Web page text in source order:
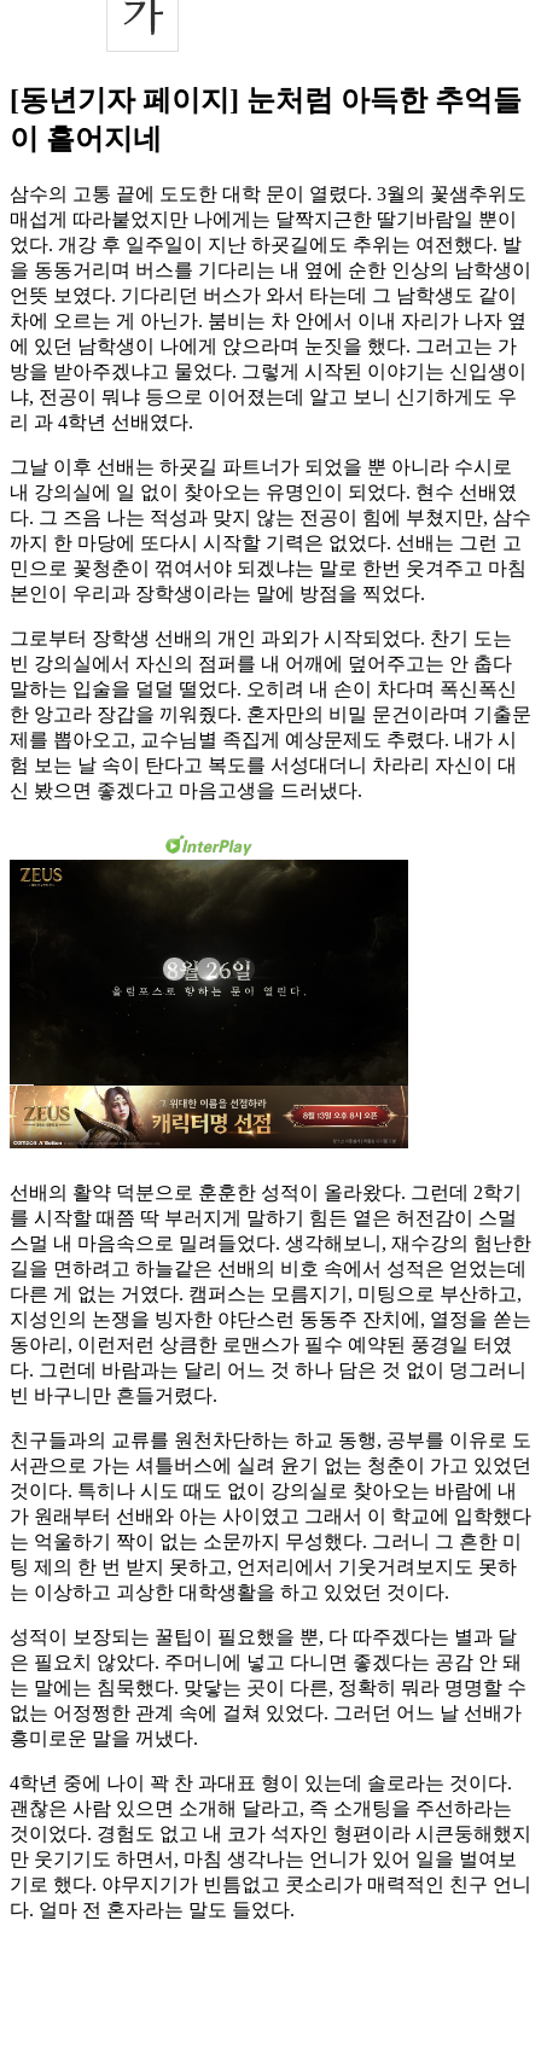
[동년기자 페이지] 눈처럼 아득한 추억들
이 흩어지네
삼수의 고통 끝에 도도한 대학 문이 열렸다. 3월의 꽃샘추위도
매섭게 따라붙었지만 나에게는 달짝지근한 딸기바람일 뿐이
었다. 개강 후 일주일이 지난 하굣길에도 추위는 여전했다. 발
을 동동거리며 버스를 기다리는 내 옆에 순한 인상의 남학생이
언뜻 보였다. 기다리던 버스가 와서 타는데 그 남학생도 같이
차에 오르는 게 아닌가. 붐비는 차 안에서 이내 자리가 나자 옆
에 있던 남학생이 나에게 앉으라며 눈짓을 했다. 그러고는 가
방을 받아주겠냐고 물었다. 그렇게 시작된 이야기는 신입생이
냐, 전공이 뭐냐 등으로 이어졌는데 알고 보니 신기하게도 우
리 과 4학년 선배였다.
그날 이후 선배는 하굣길 파트너가 되었을 뿐 아니라 수시로
내 강의실에 일 없이 찾아오는 유명인이 되었다. 현수 선배였
다. 그 즈음 나는 적성과 맞지 않는 전공이 힘에 부쳤지만, 삼수
까지 한 마당에 또다시 시작할 기력은 없었다. 선배는 그런 고
민으로 꽃청춘이 꺾여서야 되겠냐는 말로 한번 웃겨주고 마침
본인이 우리과 장학생이라는 말에 방점을 찍었다.
그로부터 장학생 선배의 개인 과외가 시작되었다. 찬기 도는
빈 강의실에서 자신의 점퍼를 내 어깨에 덮어주고는 안 춥다
말하는 입술을 덜덜 떨었다. 오히려 내 손이 차다며 폭신폭신
한 앙고라 장갑을 끼워줬다. 혼자만의 비밀 문건이라며 기출문
제를 뽑아오고, 교수님별 족집게 예상문제도 추렸다. 내가 시
험 보는 날 속이 탄다고 복도를 서성대더니 차라리 자신이 대
신 봤으면 좋겠다고 마음고생을 드러냈다.
선배의 활약 덕분으로 훈훈한 성적이 올라왔다. 그런데 2학기
를 시작할 때쯤 딱 부러지게 말하기 힘든 옅은 허전감이 스멀
스멀 내 마음속으로 밀려들었다. 생각해보니, 재수강의 험난한
길을 면하려고 하늘같은 선배의 비호 속에서 성적은 얻었는데
다른 게 없는 거였다. 캠퍼스는 모름지기, 미팅으로 부산하고,
지성인의 논쟁을 빙자한 야단스런 동동주 잔치에, 열정을 쏟는
동아리, 이런저런 상큼한 로맨스가 필수 예약된 풍경일 터였
다. 그런데 바람과는 달리 어느 것 하나 담은 것 없이 덩그러니
빈 바구니만 흔들거렸다.
친구들과의 교류를 원천차단하는 하교 동행, 공부를 이유로 도
서관으로 가는 셔틀버스에 실려 윤기 없는 청춘이 가고 있었던
것이다. 특히나 시도 때도 없이 강의실로 찾아오는 바람에 내
가 원래부터 선배와 아는 사이였고 그래서 이 학교에 입학했다
는 억울하기 짝이 없는 소문까지 무성했다. 그러니 그 흔한 미
팅 제의 한 번 받지 못하고, 언저리에서 기웃거려보지도 못하
는 이상하고 괴상한 대학생활을 하고 있었던 것이다.
성적이 보장되는 꿀팁이 필요했을 뿐, 다 따주겠다는 별과 달
은 필요치 않았다. 주머니에 넣고 다니면 좋겠다는 공감 안 돼
는 말에는 침묵했다. 맞닿는 곳이 다른, 정확히 뭐라 명명할 수
없는 어정쩡한 관계 속에 걸쳐 있었다. 그러던 어느 날 선배가
흥미로운 말을 꺼냈다.
4학년 중에 나이 꽉 찬 과대표 형이 있는데 솔로라는 것이다.
괜찮은 사람 있으면 소개해 달라고, 즉 소개팅을 주선하라는
것이었다. 경험도 없고 내 코가 석자인 형편이라 시큰둥해했지
만 웃기기도 하면서, 마침 생각나는 언니가 있어 일을 벌여보
기로 했다. 야무지기가 빈틈없고 콧소리가 매력적인 친구 언니
다. 얼마 전 혼자라는 말도 들었다.